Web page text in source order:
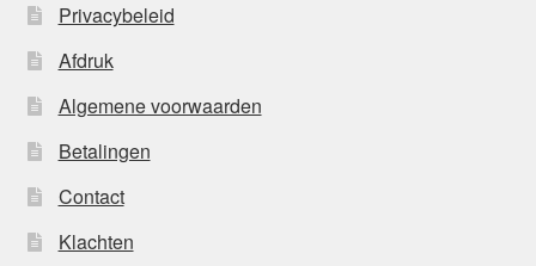
Privacybeleid
Afdruk
Algemene voorwaarden
Betalingen
Contact
Klachten